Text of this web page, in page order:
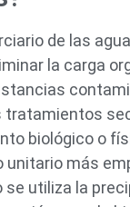
de las
la carga
tratamientos
biológico o
unitario más
se utiliza la